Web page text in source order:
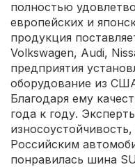
полностью
европейских и
продукция
Volkswagen, Audi,
предприятия
оборудование из
Благодаря ему
года к году.
Российским
понравилась шина